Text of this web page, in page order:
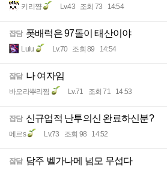
키리쨩 Lv.43 조회 73 14:54
잡담 폿배럭은 97돌이 태산이야
Lulu Lv.70 조회 89 14:54
잡담 나 여자임
바오라뿌리찜 Lv.71 조회 71 14:53
잡담 신규업적 난투의신 완료하신분?
메르s Lv.73 조회 98 14:52
잡담 담주 벨가나메 넘모 무섭다